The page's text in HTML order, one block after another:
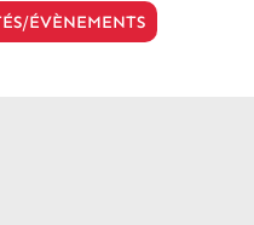
ÉVÈNEMENTS